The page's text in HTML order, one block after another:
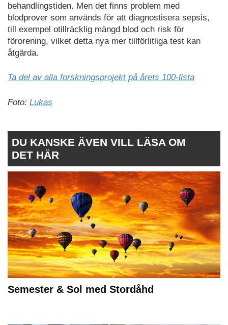
behandlingstiden. Men det finns problem med
blodprover som används för att diagnostisera sepsis,
till exempel otillräcklig mängd blod och risk för
förorening, vilket detta nya mer tillförlitliga test kan
åtgärda.
Ta del av alla forskningsprojekt på årets 100-lista
Foto: Lukas
DU KANSKE ÄVEN VILL LÄSA OM
DET HÄR
Semester & Sol med Stordåhd